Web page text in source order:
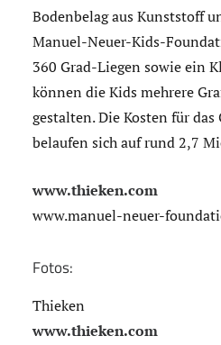
Bodenbelag aus Kunststoff
Manuel-Neuer-Kids-
360 Grad-Liegen sowie ein
können die Kids mehrere
gestalten. Die Kosten für das
belaufen sich auf rund 2,7
www.thieken.com
www.manuel-neuer-
Fotos:
Thieken
www.thieken.com